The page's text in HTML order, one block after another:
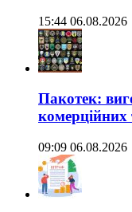
15:44 06.08.2026
Пакотек:
комерційних
09:09 06.08.2026